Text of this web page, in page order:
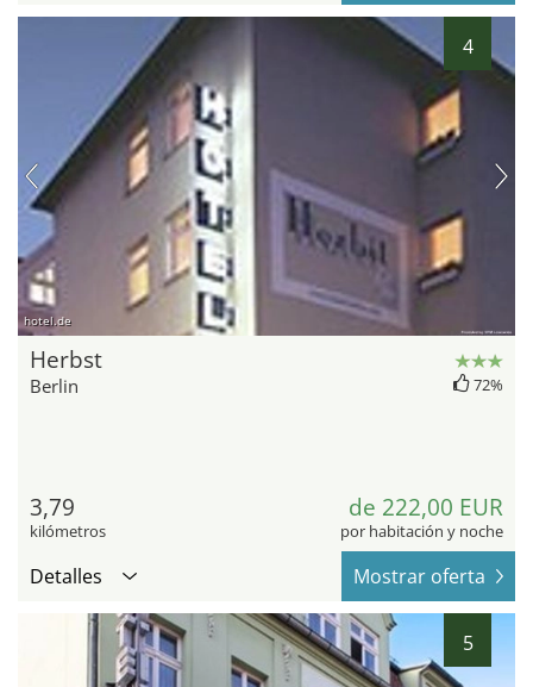
4
hotel.de
Herbst
Berlin 72%
3,79
kilómetros
de 222,00 EUR
por habitación y noche
Detalles Mostrar oferta
5